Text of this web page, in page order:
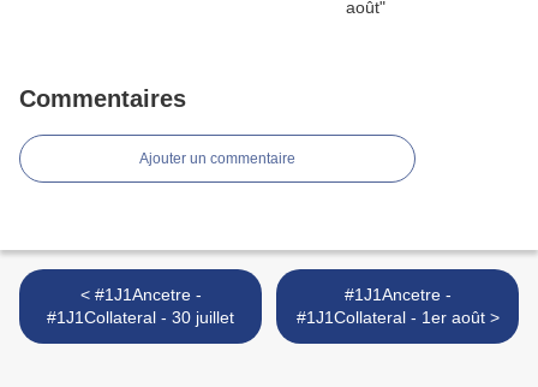
Commentaires
Ajouter un commentaire
< #1J1Ancetre -
#1J1Collateral - 30 juillet
#1J1Ancetre -
#1J1Collateral - 1er août >